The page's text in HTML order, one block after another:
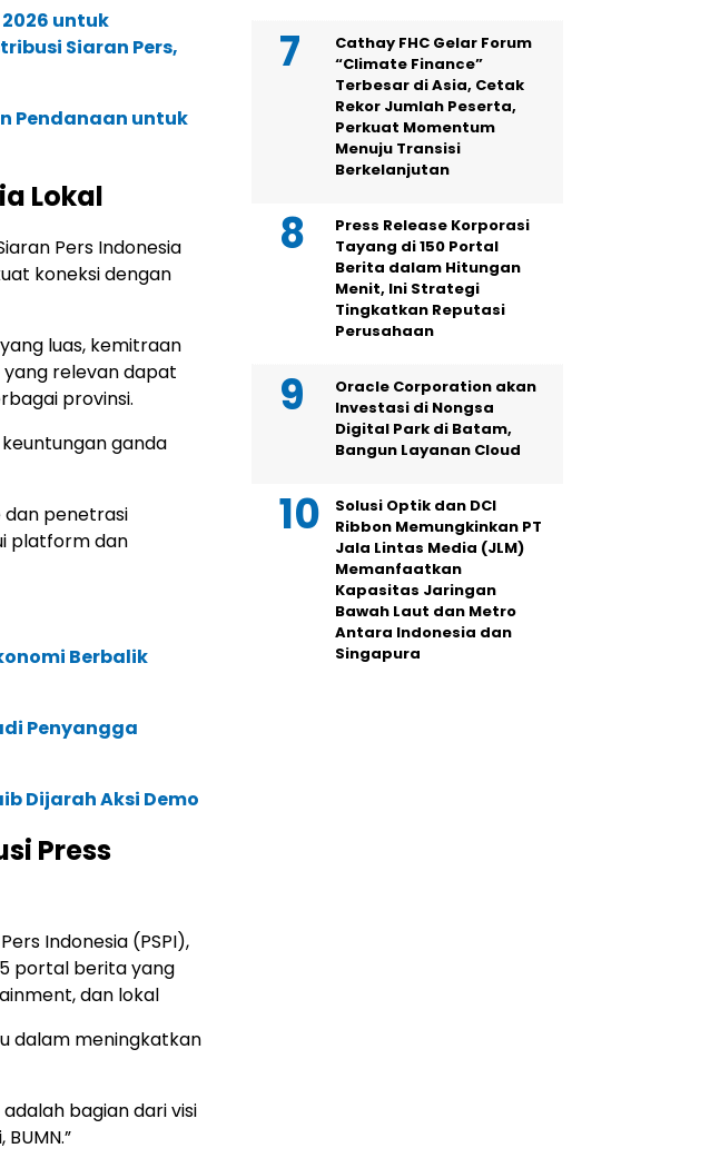
untuk
Siaran Pers,
Pendanaan untuk
Lokal
Pers Indonesia
koneksi dengan
luas, kemitraan
yang relevan dapat
provinsi.
ganda
dan penetrasi
platform dan
Berbalik
Penyangga
Dijarah Aksi Demo
Press
Indonesia (PSPI),
portal berita yang
dan lokal
dalam meningkatkan
bagian dari visi
Cathay FHC Gelar Forum
“Climate Finance”
Terbesar di Asia, Cetak
Rekor Jumlah Peserta,
Perkuat Momentum
Menuju Transisi
Berkelanjutan
Press Release Korporasi
Tayang di 150 Portal
Berita dalam Hitungan
Menit, Ini Strategi
Tingkatkan Reputasi
Perusahaan
Oracle Corporation akan
Investasi di Nongsa
Digital Park di Batam,
Bangun Layanan Cloud
Solusi Optik dan DCI
Ribbon Memungkinkan PT
Jala Lintas Media (JLM)
Memanfaatkan
Kapasitas Jaringan
Bawah Laut dan Metro
Antara Indonesia dan
Singapura